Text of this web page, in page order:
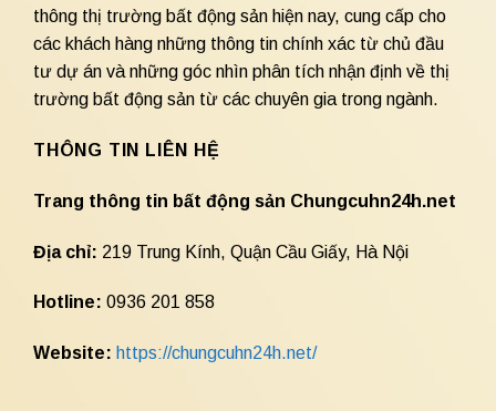
thông thị trường bất động sản hiện nay, cung cấp cho
các khách hàng những thông tin chính xác từ chủ đầu
tư dự án và những góc nhìn phân tích nhận định về thị
trường bất động sản từ các chuyên gia trong ngành.
THÔNG TIN LIÊN HỆ
Trang thông tin bất động sản Chungcuhn24h.net
Địa chỉ: 219 Trung Kính, Quận Cầu Giấy, Hà Nội
Hotline: 0936 201 858
Website: https://chungcuhn24h.net/